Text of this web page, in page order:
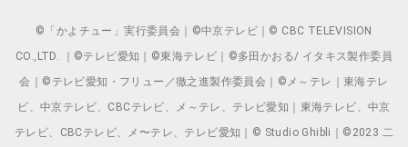
©「かよチュー」実行委員会｜©中京テレビ｜© CBC TELEVISION
CO.,LTD. ｜©テレビ愛知｜©東海テレビ｜©多田かおる/ イタキス製作委員
会｜©テレビ愛知・フリュー／徹之進製作委員会｜©メ～テレ｜東海テレ
ビ、中京テレビ、CBCテレビ、メ～テレ、テレビ愛知｜東海テレビ、中京
テレビ、CBCテレビ、メ〜テレ、テレビ愛知｜© Studio Ghibli｜©2023 二